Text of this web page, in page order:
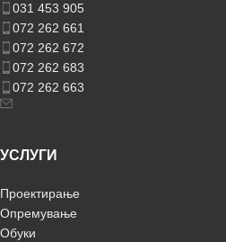
031 453 905
072 262 661
072 262 672
072 262 683
072 262 663
УСЛУГИ
Проектирање
Опремување
Обуки